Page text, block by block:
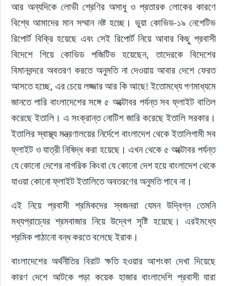
আর অন্যদিকে লোভী শ্রেণির অসাধু ও প্রতারক লোকের কারণে
বিশ্বে আমাদের মান সম্মান নষ্ট হচ্ছে। ভুয়া কোভিড-১৯ নেগেটিভ
রিপোর্ট বিক্রি হয়েছে এবং সেই রিপোর্ট নিয়ে আবার কিছু প্রবাসী
বিদেশে গিয়ে কোভিড পজিটিভ হয়েছেন, তাদেরকে বিদেশের
বিমানবন্দরে অবতরণ করতে অনুমতি না দেওয়ায় আবার দেশে ফেরত
আসতে হচ্ছে, এর চেয়ে লজ্জার আর কি আছে! ইতোমধ্যে গণমাধ্যমে
জানতে পারি বাংলাদেশের সঙ্গে ৫ অক্টোবর পর্যন্ত সব ফ্লাইট বাতিল
করেছে ইতালি। এ সংক্রান্ত নোটিশ জারি করেছে ইতালি সরকার।
ইতালির স্বাস্থ্য মন্ত্রণালয়ের নির্দেশে বাংলাদেশ থেকে ইতালিগামী সব
ফ্লাইট ও যাত্রী নিষিদ্ধ করা হয়েছে। এখন থেকে ৫ অক্টোবর পর্যন্ত
যে কোনো দেশের নাগরিক কিংবা যে কোনো দেশ হয়ে বাংলাদেশ থেকে
যাওয়া কোনো ফ্লাইট ইতালিতে অবতরণের অনুমতি পাবে না।
এই নিয়ে প্রবাসী শ্রমিকদের স্বজনরা যেমন উদ্বিগ্ন তেমনি
মধ্যপ্রাচ্যের শ্রমবাজার নিয়ে উদ্বেগ সৃষ্টি হয়েছে। এরইমধ্যে
শ্রমিক পাঠানো বন্ধ করতে বলেছে ইরাক।
বাংলাদেশের অর্থনীতির বিরাট ক্ষতি হওয়ার আশংকা দেখা দিয়েছে
কারণ দেশে আটকে পড়া কয়েক হাজার বাংলাদেশি প্রবাসী যারা